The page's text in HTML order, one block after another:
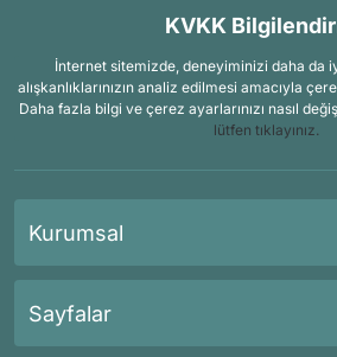
KVKK
İnternet sitemizde, deneyiminizi daha da
alışkanlıklarınızın analiz edilmesi amacıyla
Daha fazla bilgi ve çerez ayarlarınızı nasıl
lütfen tıklayınız.
Kurumsal
Sayfalar